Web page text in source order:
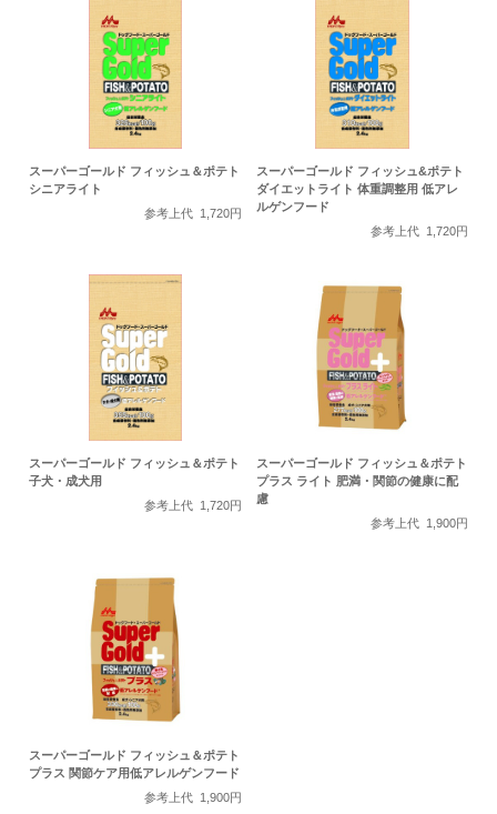
スーパーゴールド フィッシュ＆ポテト
シニアライト
参考上代 1,720円
スーパーゴールド フィッシュ&ポテト
ダイエットライト 体重調整用 低アレ
ルゲンフード
参考上代 1,720円
スーパーゴールド フィッシュ＆ポテト
子犬・成犬用
参考上代 1,720円
スーパーゴールド フィッシュ＆ポテト
プラス ライト 肥満・関節の健康に配
慮
参考上代 1,900円
スーパーゴールド フィッシュ＆ポテト
プラス 関節ケア用低アレルゲンフード
参考上代 1,900円